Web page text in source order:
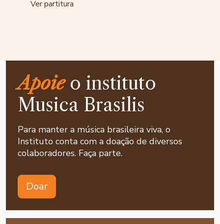
Ver partitura
Apoieo instituto
Musica Brasilis
Para manter a música brasileira viva, o
Instituto conta com a doação de diversos
colaboradores. Faça parte.
Doar